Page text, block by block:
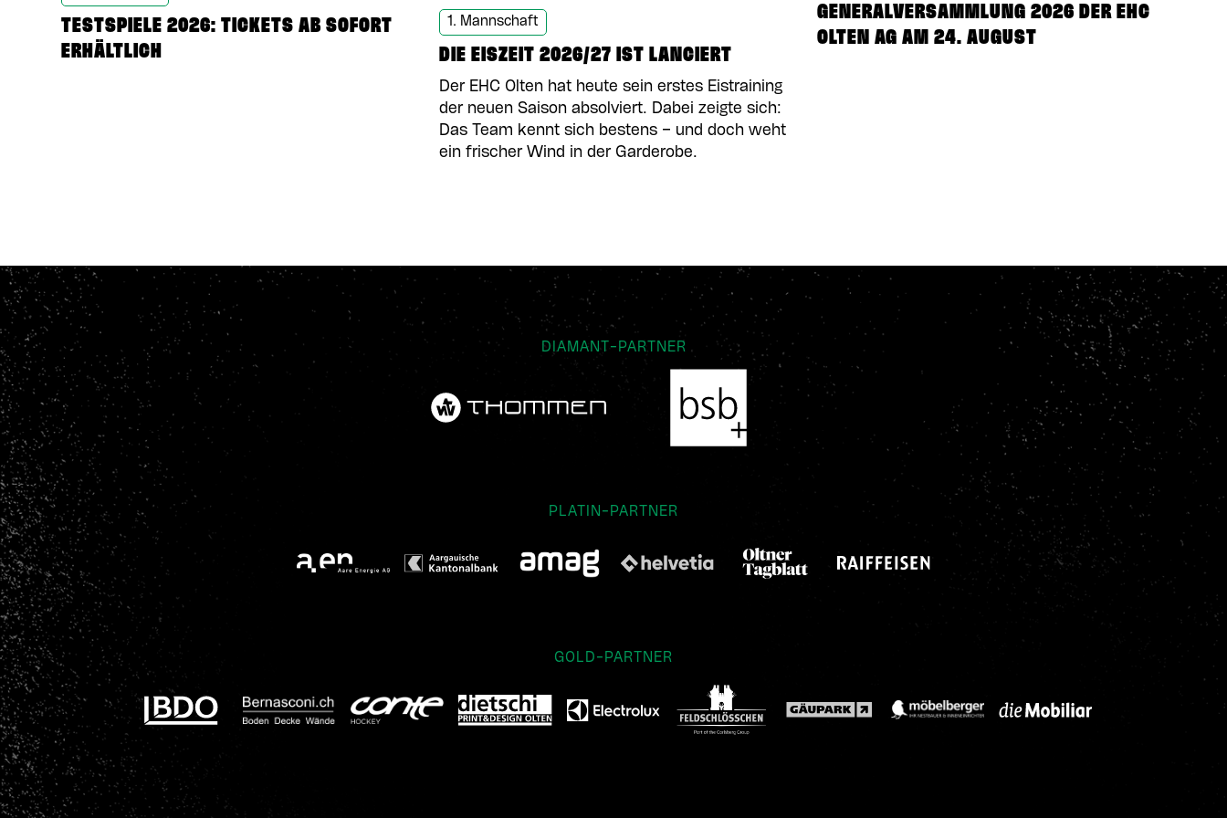
TESTSPIELE 2026: TICKETS AB SOFORT
ERHÄLTLICH
1. Mannschaft
DIE EISZEIT 2026/27 IST LANCIERT
Der EHC Olten hat heute sein erstes Eistraining
der neuen Saison absolviert. Dabei zeigte sich:
Das Team kennt sich bestens – und doch weht
ein frischer Wind in der Garderobe.
GENERALVERSAMMLUNG 2026 DER EHC
OLTEN AG AM 24. AUGUST
DIAMANT-PARTNER
PLATIN-PARTNER
GOLD-PARTNER